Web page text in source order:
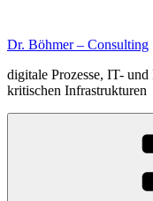
springen
Dr. Böhmer – Consulting
digitale Prozesse, IT-
kritischen Infrastrukturen